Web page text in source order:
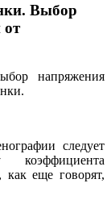
Выбор
от
напряжения
следует
как еще говорят,